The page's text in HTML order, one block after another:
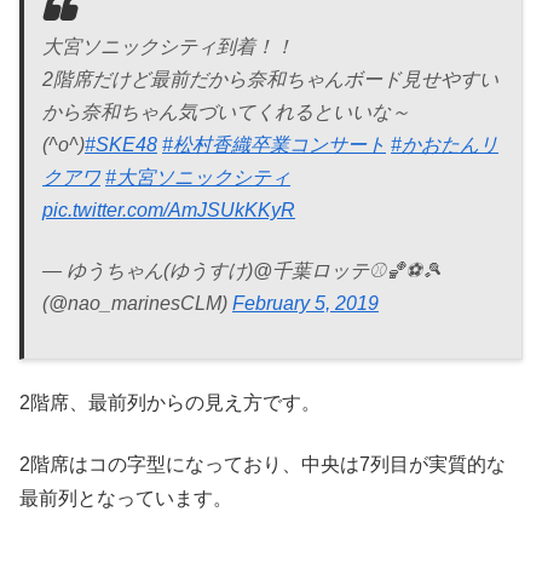
大宮ソニックシティ到着！！
2階席だけど最前だから奈和ちゃんボード見せやすい
から奈和ちゃん気づいてくれるといいな～
(^o^)#SKE48 #松村香織卒業コンサート #かおたんリ
クアワ #大宮ソニックシティ
pic.twitter.com/AmJSUkKKyR
— ゆうちゃん(ゆうすけ)@千葉ロッテ⚾🏀⚽🎾
(@nao_marinesCLM) February 5, 2019
2階席、最前列からの見え方です。
2階席はコの字型になっており、中央は7列目が実質的な
最前列となっています。